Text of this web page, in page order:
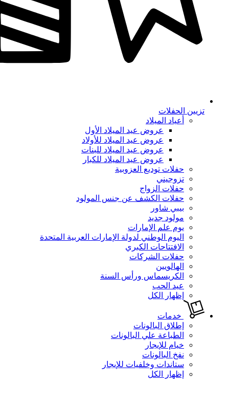
تزيين الحفلات
أعياد الميلاد
عروض عيد الميلاد الأول
عروض عيد الميلاد للأولاد
عروض عيد الميلاد للبنات
عروض عيد الميلاد للكبار
حفلات توديع العزوبية
تزوجيني
حفلات الزواج
حفلات الكشف عن جنس المولود
بيبي شاور
مولود جديد
يوم علم الإمارات
اليوم الوطني لدولة الإمارات العربية المتحدة
الافتتاحات الكبري
حفلات الشركات
الهالويين
الكريسماس ورأس السنة
عيد الحب
إظهار الكل
خدمات
إطلاق البالونات
الطباعة علي البالونات
خيام للإيجار
نفخ البالونات
ستاندات وخلفيات للإيجار
إظهار الكل